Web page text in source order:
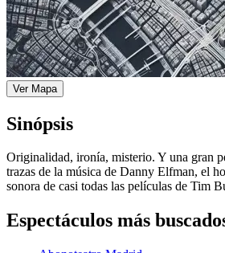
Ver Mapa
Sinópsis
Originalidad, ironía, misterio. Y una gran
trazas de la música de Danny Elfman, el
sonora de casi todas las películas de Tim
Espectáculos más